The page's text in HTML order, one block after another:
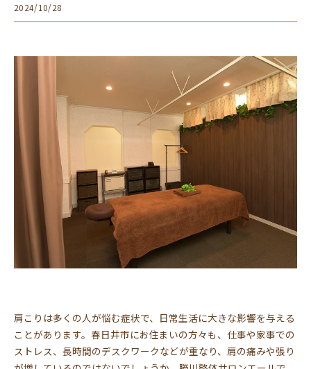
2024/10/28
肩こりは多くの人が悩む症状で、日常生活に大きな影響を与える
ことがあります。春日井市にお住まいの方々も、仕事や家事での
ストレス、長時間のデスクワークなどが重なり、肩の痛みや張り